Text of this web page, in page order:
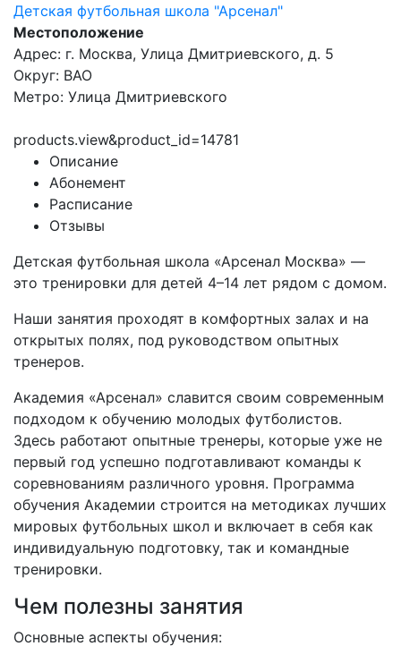
Детская футбольная школа "Арсенал"
Местоположение
Адрес: г. Москва, Улица Дмитриевского, д. 5
Округ: ВАО
Метро: Улица Дмитриевского
products.view&product_id=14781
Описание
Абонемент
Расписание
Отзывы
Детская футбольная школа «Арсенал Москва» —
это тренировки для детей 4–14 лет рядом с домом.
Наши занятия проходят в комфортных залах и на
открытых полях, под руководством опытных
тренеров.
Академия «Арсенал» славится своим современным
подходом к обучению молодых футболистов.
Здесь работают опытные тренеры, которые уже не
первый год успешно подготавливают команды к
соревнованиям различного уровня. Программа
обучения Академии строится на методиках лучших
мировых футбольных школ и включает в себя как
индивидуальную подготовку, так и командные
тренировки.
Чем полезны занятия
Основные аспекты обучения: